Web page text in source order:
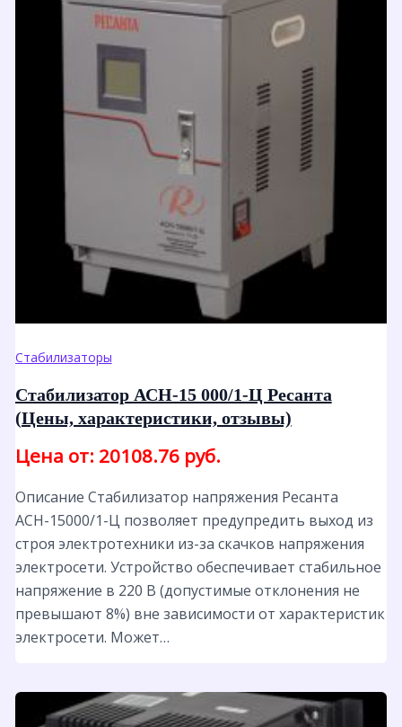
Стабилизаторы
Стабилизатор АСН-15 000/1-Ц Ресанта
(Цены, характеристики, отзывы)
Цена от: 20108.76 руб.
Описание Стабилизатор напряжения Ресанта
АСН-15000/1-Ц позволяет предупредить выход из
строя электротехники из-за скачков напряжения
электросети. Устройство обеспечивает стабильное
напряжение в 220 В (допустимые отклонения не
превышают 8%) вне зависимости от характеристик
электросети. Может…